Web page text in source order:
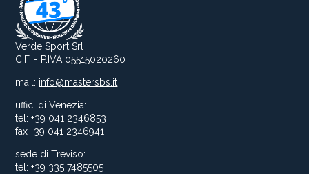
Verde Sport Srl
C.F. - P.IVA 05515020260
mail: info@mastersbs.it
uffici di Venezia:
tel: +39 041 2346853
fax +39 041 2346941
sede di Treviso:
tel: +39 335 7485505